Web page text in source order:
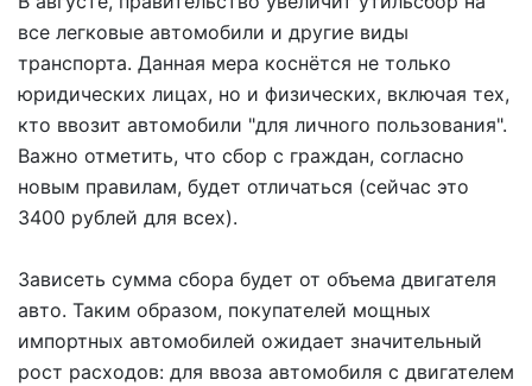
все легковые автомобили и другие виды
транспорта. Данная мера коснётся не только
юридических лицах, но и физических, включая тех,
кто ввозит автомобили "для личного пользования".
Важно отметить, что сбор с граждан, согласно
новым правилам, будет отличаться (сейчас это
3400 рублей для всех).
Зависеть сумма сбора будет от объема двигателя
авто. Таким образом, покупателей мощных
импортных автомобилей ожидает значительный
рост расходов: для ввоза автомобиля с двигателем